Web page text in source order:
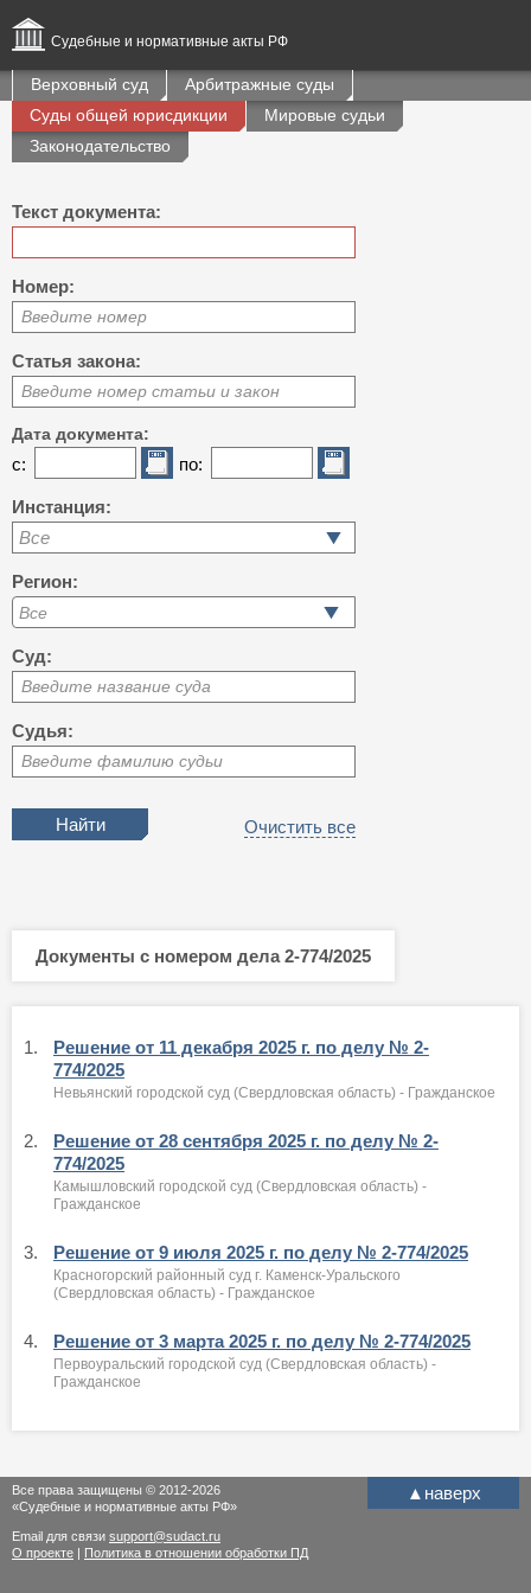
Судебные и нормативные акты РФ
Верховный суд
Арбитражные суды
Суды общей юрисдикции
Мировые судьи
Законодательство
Текст документа:
Номер:
Введите номер
Статья закона:
Введите номер статьи и закон
Дата документа:
с: по:
Инстанция:
Все
Регион:
Суд:
Введите название суда
Судья:
Введите фамилию судьи
Очистить все
Документы с номером дела 2-774/2025
1.
Решение от 11 декабря 2025 г. по делу № 2-
774/2025
Невьянский городской суд (Свердловская область) - Гражданское
2.
Решение от 28 сентября 2025 г. по делу № 2-
774/2025
Камышловский городской суд (Свердловская область) -
Гражданское
3. Решение от 9 июля 2025 г. по делу № 2-774/2025
Красногорский районный суд г. Каменск-Уральского
(Свердловская область) - Гражданское
4. Решение от 3 марта 2025 г. по делу № 2-774/2025
Первоуральский городской суд (Свердловская область) -
Гражданское
▲ наверх
Все права защищены © 2012-2026
«Судебные и нормативные акты РФ»
Email для связи support@sudact.ru
О проекте | Политика в отношении обработки ПД